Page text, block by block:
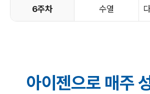
6주차 수열
아이젠으로 매주